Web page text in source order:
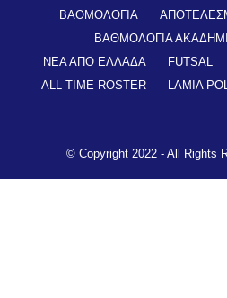
ΒΑΘΜΟΛΟΓΙΑ
ΒΑΘΜΟΛΟΓΙΑ
ΝΕΑ ΑΠΟ ΕΛΛΑΔΑ
FUTSAL
ALL TIME ROSTER
LAMIA
© Copyright 2022 - All Rights